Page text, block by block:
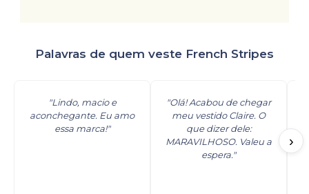
Os Essenciais- As peças que definem
a French Stripes.
Palavras de quem veste French Stripes
"Lindo, macio e
aconchegante. Eu amo
essa marca!"
"Olá! Acabou de chegar
meu vestido Claire. O
que dizer dele:
MARAVILHOSO. Valeu a
espera."
›